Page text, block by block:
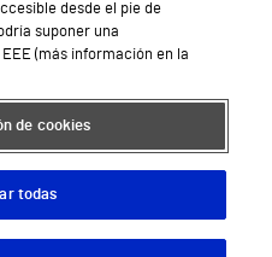
al Cliente
salud en el trabajo
Supervita
privacidad Mapa web Protección de datos
desde el pie de
suponer una
(más información en la
de cookies
todas